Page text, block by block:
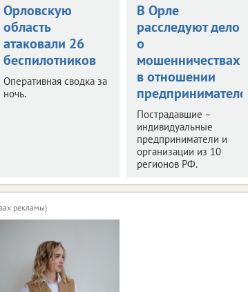
Орловскую
область
атаковали 26
беспилотников
Оперативная сводка за
ночь.
В Орле
расследуют дело
о
мошенничествах
в отношении
предпринимателей
Пострадавшие –
индивидуальные
предприниматели и
организации из 10
регионов РФ.
рекламы)